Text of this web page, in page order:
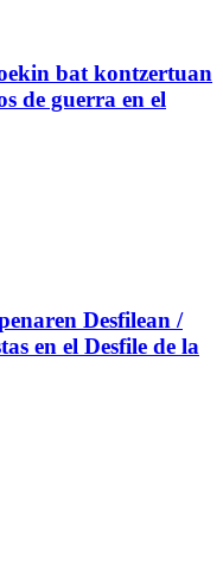
bat kontzertuan
de guerra en el
Desfilean /
en el Desfile de la